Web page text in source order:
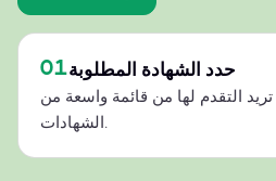
01حدد الشهادة المطلوبة
تريد التقدم لها من قائمة واسعة من
الشهادات.